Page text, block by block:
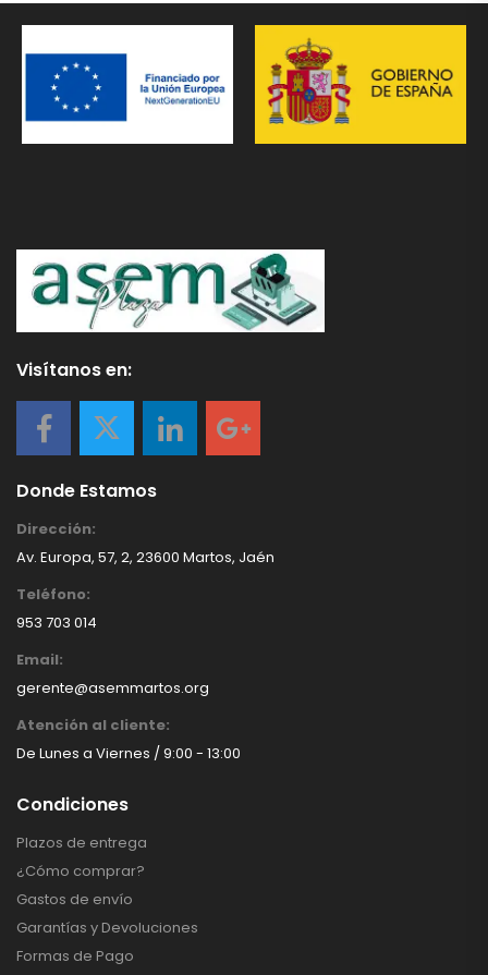
Visítanos en:
Donde Estamos
Teléfono:
953 703 014
Email:
gerente@asemmartos.org
Dirección:
Av. Europa, 57, 2, 23600 Martos, Jaén
Atención al cliente:
De Lunes a Viernes / 9:00 - 13:00
Condiciones
Plazos de entrega
¿Cómo comprar?
Gastos de envío
Garantías y Devoluciones
Formas de Pago